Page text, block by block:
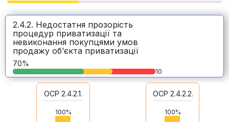
2.4.2. Недостатня прозорість
процедур приватизації та
невиконання покупцями умов
продажу об’єкта приватизації
70%
10
ОСР 2.4.2.1.
100%
ОСР 2.4.2.2.
100%